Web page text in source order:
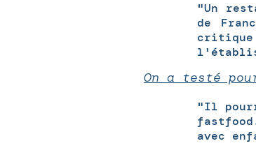
"Un
de
On a testé
"Il
avec